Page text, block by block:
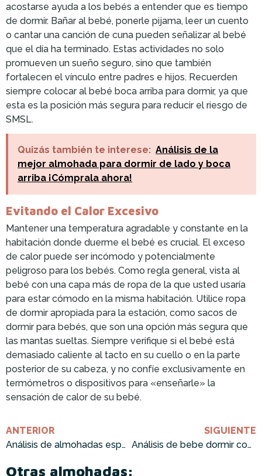
acostarse ayuda a los bebés a entender que es tiempo
de dormir. Bañar al bebé, ponerle pijama, leer un cuento
o cantar una canción de cuna pueden señalizar al bebé
que el día ha terminado. Estas actividades no solo
promueven un sueño seguro, sino que también
fortalecen el vínculo entre padres e hijos. Recuerden
siempre colocar al bebé boca arriba para dormir, ya que
esta es la posición más segura para reducir el riesgo de
SMSL.
Quizás también te interese: Análisis de la
mejor almohada para dormir de lado y boca
arriba ¡Cómprala ahora!
Evitando el Calor Excesivo
Mantener una temperatura agradable y constante en la
habitación donde duerme el bebé es crucial. El exceso
de calor puede ser incómodo y potencialmente
peligroso para los bebés. Como regla general, vista al
bebé con una capa más de ropa de la que usted usaría
para estar cómodo en la misma habitación. Utilice ropa
de dormir apropiada para la estación, como sacos de
dormir para bebés, que son una opción más segura que
las mantas sueltas. Siempre verifique si el bebé está
demasiado caliente al tacto en su cuello o en la parte
posterior de su cabeza, y no confíe exclusivamente en
termómetros o dispositivos para «enseñarle» la
sensación de calor de su bebé.
ANTERIOR
Análisis de almohadas especiales para dormir ¡Cómprala ahora!
SIGUIENTE
Análisis de bebe dormir con almohada: ¡Cómprala ahora!
Otras almohadas: